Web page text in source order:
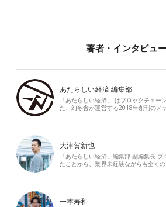
著者・インタビュ
あたらしい経済 編集部
「あたらしい経済」 はブロックチェー
た、幻冬舎が運営する2018年創刊のメ
大津賀新也
「あたらしい経済」編集部 副編集長
たことから、業界未経験ながらも全く
一本寿和